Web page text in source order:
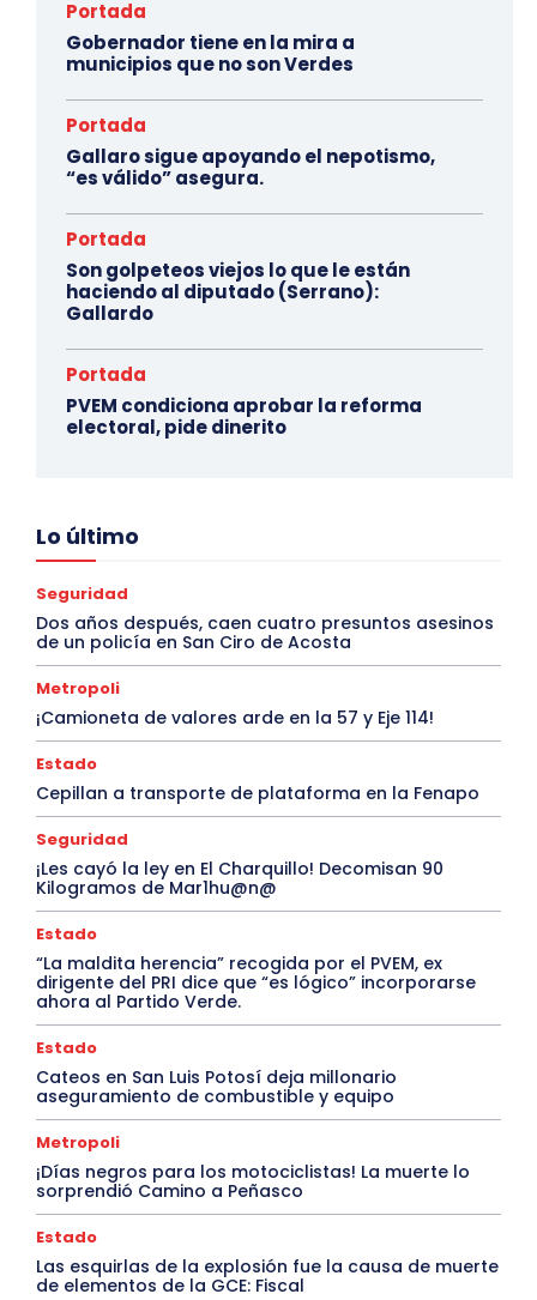
Portada
Gobernador tiene en la mira a
municipios que no son Verdes
Portada
Gallaro sigue apoyando el nepotismo,
“es válido” asegura.
Portada
Son golpeteos viejos lo que le están
haciendo al diputado (Serrano):
Gallardo
Portada
PVEM condiciona aprobar la reforma
electoral, pide dinerito
Lo último
Seguridad
Dos años después, caen cuatro presuntos asesinos
de un policía en San Ciro de Acosta
Metropoli
¡Camioneta de valores arde en la 57 y Eje 114!
Estado
Cepillan a transporte de plataforma en la Fenapo
Seguridad
¡Les cayó la ley en El Charquillo! Decomisan 90
Kilogramos de Mar1hu@n@
Estado
“La maldita herencia” recogida por el PVEM, ex
dirigente del PRI dice que “es lógico” incorporarse
ahora al Partido Verde.
Estado
Cateos en San Luis Potosí deja millonario
aseguramiento de combustible y equipo
Metropoli
¡Días negros para los motociclistas! La muerte lo
sorprendió Camino a Peñasco
Estado
Las esquirlas de la explosión fue la causa de muerte
de elementos de la GCE: Fiscal